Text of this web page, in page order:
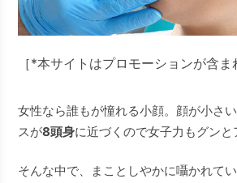
［*本サイトはプロモーションが含ま
女性なら誰もが憧れる小顔。顔が小さ
スが8頭身に近づくので女子力もグンと
そんな中で、まことしやかに囁かれて